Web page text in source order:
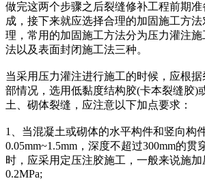
做完这两个步骤之后裂缝修补工程前期
成，接下来就应选择合理的加固施工方
理，常用的加固施工方法分为压力灌注
法以及表面封闭施工法三种。
当采用压力灌注进行施工的时候，应根
部情况，选用低黏度结构胶(卡本裂缝胶)
土、砌体裂缝，应注意以下加点要求：
1、当混凝土或砌体的水平构件和竖向构
0.05mm~1.5mm，深度不超过300mm的贯
时，应采用定压注胶施工，一般来说施
0.2MPa;